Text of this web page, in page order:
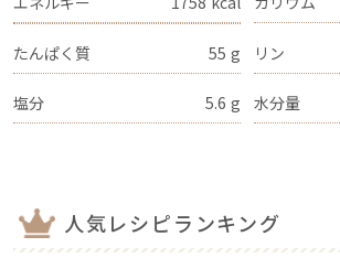
たんぱく質 55 g リン
塩分 5.6 g 水分量
人気レシピランキング